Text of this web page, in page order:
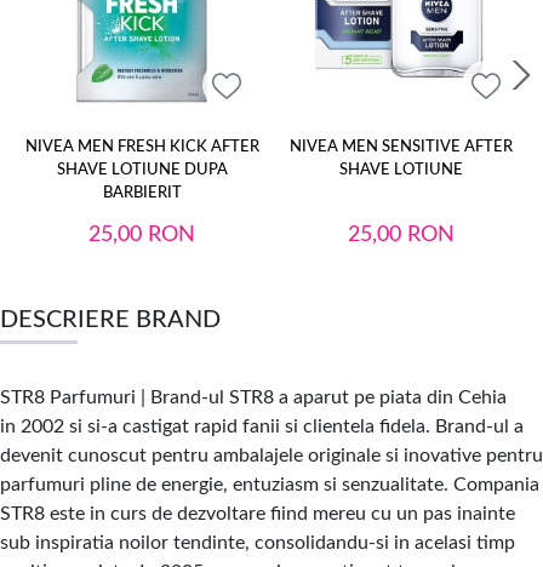
NIVEA MEN FRESH KICK AFTER
SHAVE LOTIUNE DUPA
BARBIERIT
25,00 RON
NIVEA MEN SENSITIVE AFTER
SHAVE LOTIUNE
25,00 RON
DESCRIERE BRAND
STR8 Parfumuri | Brand-ul STR8 a aparut pe piata din Cehia
in 2002 si si-a castigat rapid fanii si clientela fidela. Brand-ul a
devenit cunoscut pentru ambalajele originale si inovative pentru
parfumuri pline de energie, entuziasm si senzualitate. Compania
STR8 este in curs de dezvoltare fiind mereu cu un pas inainte
sub inspiratia noilor tendinte, consolidandu-si in acelasi timp